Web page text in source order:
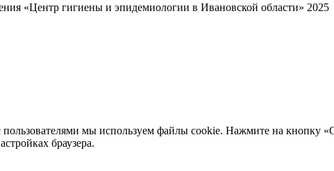
«Центр гигиены и эпидемиологии в Ивановской области» 2025
мы используем файлы cookie. Нажмите на кнопку
браузера.